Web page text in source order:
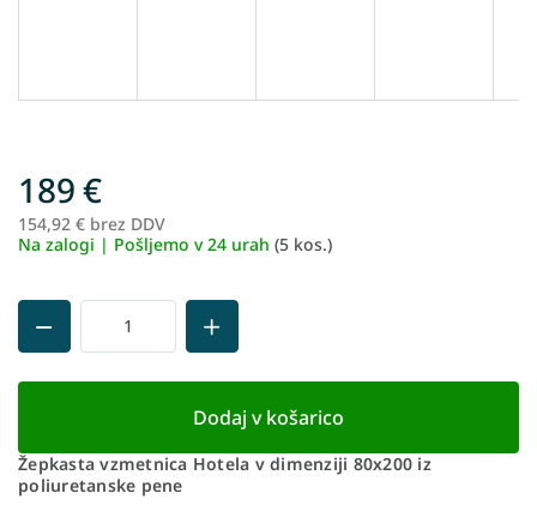
189 €
154,92 € brez DDV
Na zalogi | Pošljemo v 24 urah (5 kos.)
Dodaj v košarico
Žepkasta vzmetnica Hotela v dimenziji 80x200 iz
poliuretanske pene